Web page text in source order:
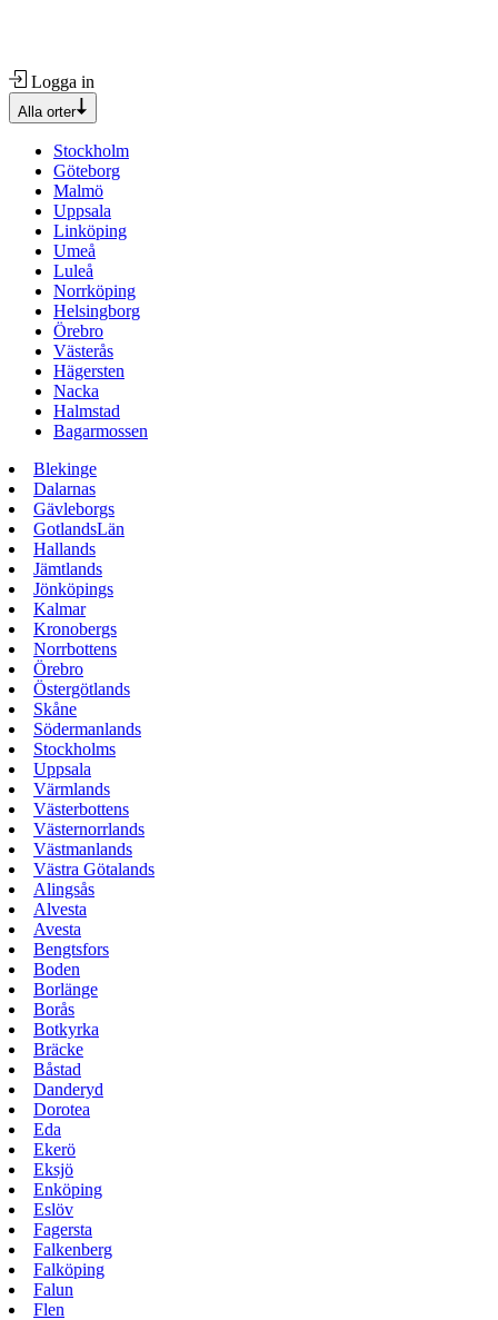
Logga in
Alla orter
Stockholm
Göteborg
Malmö
Uppsala
Linköping
Umeå
Luleå
Norrköping
Helsingborg
Örebro
Västerås
Hägersten
Nacka
Halmstad
Bagarmossen
Blekinge
Dalarnas
Gävleborgs
GotlandsLän
Hallands
Jämtlands
Jönköpings
Kalmar
Kronobergs
Norrbottens
Örebro
Östergötlands
Skåne
Södermanlands
Stockholms
Uppsala
Värmlands
Västerbottens
Västernorrlands
Västmanlands
Västra Götalands
Alingsås
Alvesta
Avesta
Bengtsfors
Boden
Borlänge
Borås
Botkyrka
Bräcke
Båstad
Danderyd
Dorotea
Eda
Ekerö
Eksjö
Enköping
Eslöv
Fagersta
Falkenberg
Falköping
Falun
Flen